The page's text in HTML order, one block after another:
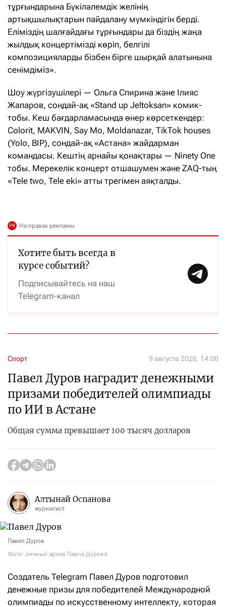
тұрғындарына Бүкіләлемдік желінің
артықшылықтарын пайдалану мүмкіндігін берді.
Еліміздің шалғайдағы тұрғындары да біздің жаңа
жылдық концертімізді көріп, белгілі
композицияларды бізбен бірге шырқай алатынына
сенімдіміз».
Шоу жүргізушілері — Ольга Спирина және Ілияс
Жапаров, сондай-ақ «Stand up Jeltoksan» комик-
тобы. Кеш бағдарламасында өнер көрсеткендер:
Colorit, MAKVIN, Say Mo, Moldanazar, TikTok houses
(Yolo, BIP), сондай-ақ «Астана» жайдарман
командасы. Кештің арнайы қонақтары — Ninety One
тобы. Мерекелік концерт отшашумен және ZAQ-тың
«Tele two, Tele eki» атты трегімен аяқталды.
Хотите быть всегда в
курсе событий?
Подписывайтесь на наш
Telegram-канал
Спорт 9 августа 2026, 14:00
Павел Дуров наградит денежными
призами победителей олимпиады
по ИИ в Астане
Общая сумма превышает 100 тысяч долларов
Алтынай Оспанова
журналист
Павел Дуров
Фото: личный архив Павла Дурова
Создатель Telegram Павел Дуров подготовил
денежные призы для победителей Международной
олимпиады по искусственному интеллекту, которая